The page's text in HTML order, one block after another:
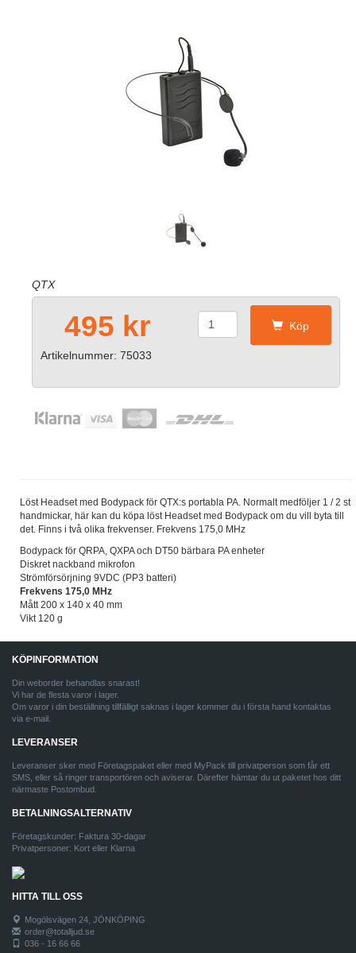
QTX
495 kr Köp
Artikelnummer: 75033
Löst Headset med Bodypack för QTX:s portabla PA. Normalt medföljer 1 / 2 st
handmickar, här kan du köpa löst Headset med Bodypack om du vill byta till
det. Finns i två olika frekvenser. Frekvens 175,0 MHz
Bodypack för QRPA, QXPA och DT50 bärbara PA enheter
Diskret nackband mikrofon
Strömförsörjning 9VDC (PP3 batteri)
Frekvens 175,0 MHz
Mått 200 x 140 x 40 mm
Vikt 120 g
KÖPINFORMATION
Din weborder behandlas snarast!
Vi har de flesta varor i lager.
Om varor i din beställning tillfälligt saknas i lager kommer du i första hand kontaktas
via e-mail.
LEVERANSER
Leveranser sker med Företagspaket eller med MyPack till privatperson som får ett
SMS, eller så ringer transportören och aviserar. Därefter hämtar du ut paketet hos ditt
närmaste Postombud.
BETALNINGSALTERNATIV
Företagskunder: Faktura 30-dagar
Privatpersoner: Kort eller Klarna
HITTA TILL OSS
Mogölsvägen 24, JÖNKÖPING
order@totalljud.se
036 - 16 66 66